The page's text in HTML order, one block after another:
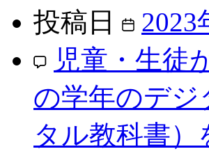
投稿日
2023
児童・生徒
の学年のデジ
タル教科書